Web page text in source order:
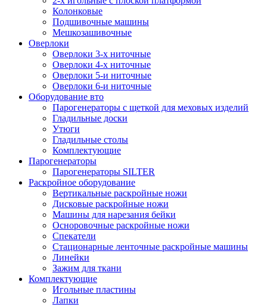
Колонковые
Подшивочные машины
Мешкозашивочные
Оверлоки
Оверлоки 3-х ниточные
Оверлоки 4-х ниточные
Оверлоки 5-и ниточные
Оверлоки 6-и ниточные
Оборудование вто
Парогенераторы с щеткой для меховых изделий
Гладильные доски
Утюги
Гладильные столы
Комплектующие
Парогенераторы
Парогенераторы SILTER
Раскройное оборудование
Вертикальные раскройные ножи
Дисковые раскройные ножи
Машины для нарезания бейки
Осноровочные раскройные ножи
Спекатели
Стационарные ленточные раскройные машины
Линейки
Зажим для ткани
Комплектующие
Игольные пластины
Лапки